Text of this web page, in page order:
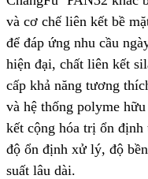
và cơ chế liên kết bề
để đáp ứng nhu cầu
hiện đại, chất liên kết
cấp khả năng tương
và hệ thống polyme
kết cộng hóa trị ổn định
độ ổn định xử lý, độ
suất lâu dài.